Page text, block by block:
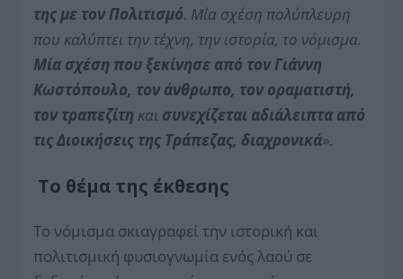
της με τον Πολιτισμό. Μία σχέση πολύπλευρη
που καλύπτει την τέχνη, την ιστορία, το νόμισμα.
Μία σχέση που ξεκίνησε από τον Γιάννη
Κωστόπουλο, τον άνθρωπο, τον οραματιστή,
τον τραπεζίτη και συνεχίζεται αδιάλειπτα από
τις Διοικήσεις της Τράπεζας, διαχρονικά».
Το θέμα της έκθεσης
Το νόμισμα σκιαγραφεί την ιστορική και
πολιτισμική φυσιογνωμία ενός λαού σε